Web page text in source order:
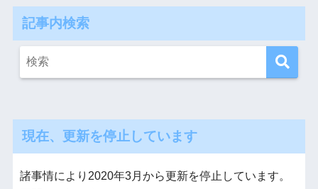
記事内検索
現在、更新を停止しています
諸事情により2020年3月から更新を停止しています。